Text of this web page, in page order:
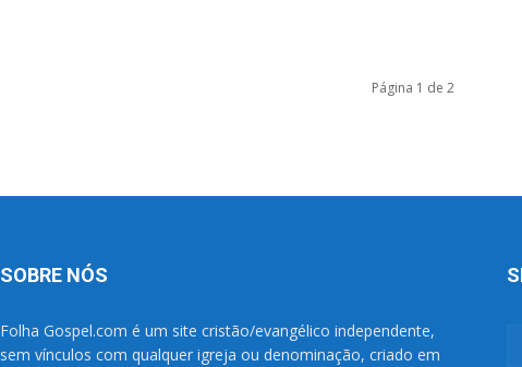
Página 1 de 2
SOBRE NÓS
Folha Gospel.com é um site cristão/evangélico independente,
sem vínculos com qualquer igreja ou denominação, criado em